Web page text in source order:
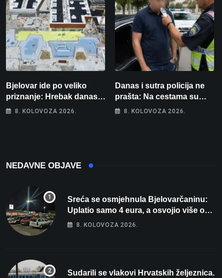
Bjelovar ide po veliko
priznanje: Hrebak danas u
Parizu predstavlja
8. KOLOVOZA 2026.
Danas i sutra policija ne
prašta: Na cestama su
posebno na meti ovi
8. KOLOVOZA 2026.
NEDAVNE OBJAVE
Sreća se osmjehnula Bjelovarčaninu:
Uplatio samo 4 eura, a osvojio više od
80 tisuća eura
8. KOLOVOZA 2026.
Sudarili se vlakovi Hrvatskih željeznica.